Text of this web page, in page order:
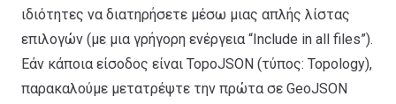
ιδιότητες να διατηρήσετε μέσω μιας απλής λίστας
επιλογών (με μια γρήγορη ενέργεια “Include in all files”).
Εάν κάποια είσοδος είναι TopoJSON (τύπος: Topology),
παρακαλούμε μετατρέψτε την πρώτα σε GeoJSON